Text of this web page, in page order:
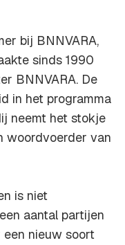
bij BNNVARA,
sinds 1990
BNNVARA. De
in het programma
neemt het stokje
woordvoerder van
is niet
aantal partijen
nieuw soort